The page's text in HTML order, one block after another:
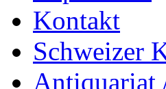
Kontakt
Schweizer
Antiquariat